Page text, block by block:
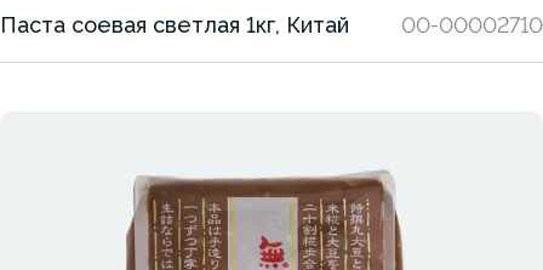
Паста соевая светлая 1кг, Китай
00-00002710